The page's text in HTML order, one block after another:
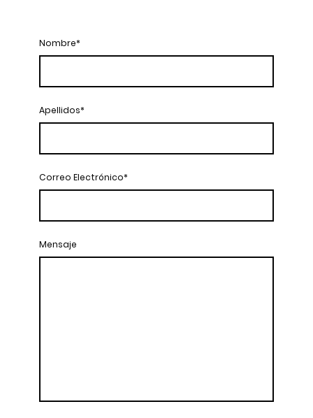
Nombre*
Apellidos*
Correo Electrónico*
Mensaje